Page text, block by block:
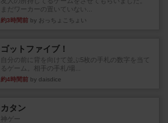
まだワーカーの置いていない...
約3時間前 by おっちょこちょい
ゴットファイブ！
自分の前に背を向けて並ぶ5枚の手札の数字を当て
るゲーム。相手の手札/場...
約4時間前 by daisdice
カタン
神ゲー